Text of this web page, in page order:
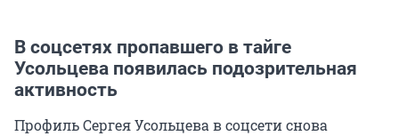
В соцсетях пропавшего в тайге
Усольцева появилась подозрительная
активность
Профиль Сергея Усольцева в соцсети снова